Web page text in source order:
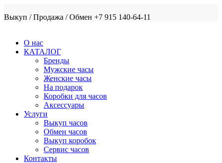
Выкуп / Продажа / Обмен +7 915 140-64-11
О нас
КАТАЛОГ
Бренды
Мужские часы
Женские часы
На подарок
Коробки для часов
Аксессуары
Услуги
Выкуп часов
Обмен часов
Выкуп коробок
Сервис часов
Контакты